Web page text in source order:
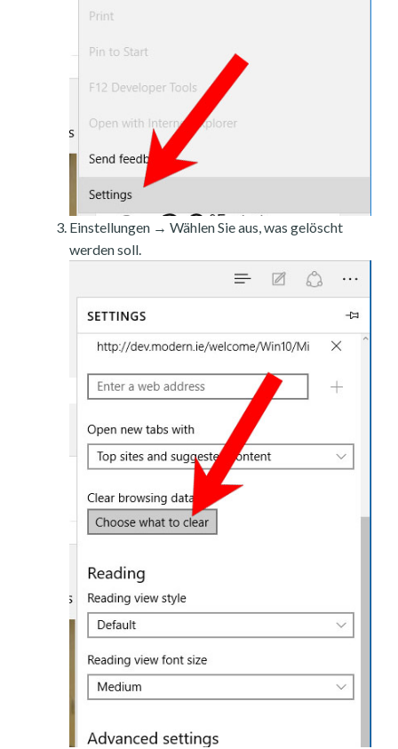
Einstellungen → Wählen Sie aus, was gelöscht
werden soll.